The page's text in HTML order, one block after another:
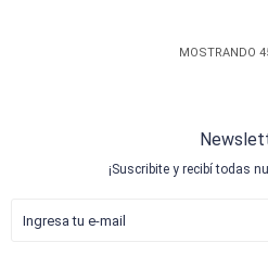
MOSTRANDO
¡Suscribite y recibí todas